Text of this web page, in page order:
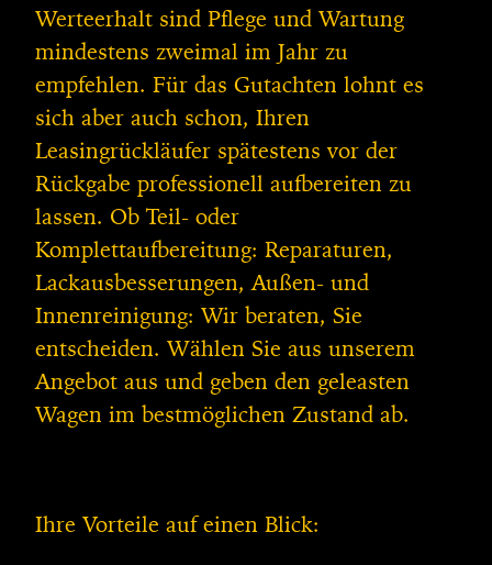
Werteerhalt sind Pflege und Wartung
mindestens zweimal im Jahr zu
empfehlen. Für das Gutachten lohnt es
sich aber auch schon, Ihren
Leasingrückläufer spätestens vor der
Rückgabe professionell aufbereiten zu
lassen. Ob Teil- oder
Komplettaufbereitung: Reparaturen,
Lackausbesserungen, Außen- und
Innenreinigung: Wir beraten, Sie
entscheiden. Wählen Sie aus unserem
Angebot aus und geben den geleasten
Wagen im bestmöglichen Zustand ab.
Ihre Vorteile auf einen Blick: